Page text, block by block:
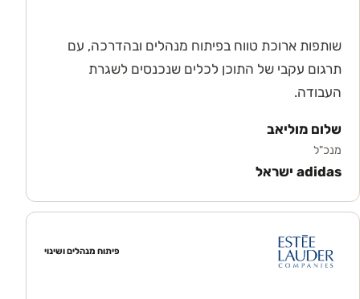
שותפות ארוכת טווח בפיתוח מנהלים ובהדרכה, עם
תרגום עקבי של התוכן לכלים שנכנסים לשגרת
העבודה.
שלום מוליאב
מנכ"ל
adidas ישראל
פיתוח מנהלים ושינוי